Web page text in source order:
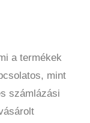
a termékek
mint
számlázási